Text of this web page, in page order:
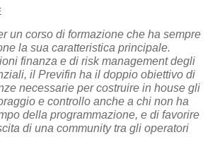
un corso di formazione che ha sempre
la sua caratteristica principale.
finanza e di risk management degli
il Previfin ha il doppio obiettivo di
necessarie per costruire in house gli
e controllo anche a chi non ha
della programmazione, e di favorire
di una community tra gli operatori